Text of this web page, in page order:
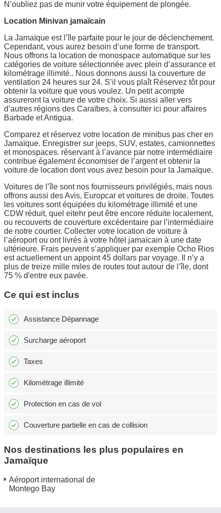
N’oubliez pas de munir votre équipement de plongée.
Location Minivan jamaïcain
La Jamaïque est l’île parfaite pour le jour de déclenchement.
Cependant, vous aurez besoin d’une forme de transport.
Nous offrons la location de monospace automatique sur les
catégories de voiture sélectionnée avec plein d’assurance et
kilométrage illimité.. Nous donnons aussi la couverture de
ventilation 24 heures sur 24. S’il vous plaît Réservez tôt pour
obtenir la voiture que vous voulez. Un petit acompte
assureront la voiture de votre choix. Si aussi aller vers
d’autres régions des Caraïbes, à consulter ici pour affaires
Barbade et Antigua.
Comparez et réservez votre location de minibus pas cher en
Jamaïque. Enregistrer sur jeeps, SUV, estates, camionnettes
et monospaces. réservant à l’avance par notre intermédiaire
contribue également économiser de l’argent et obtenir la
voiture de location dont vous avez besoin pour la Jamaïque.
Voitures de l’île sont nos fournisseurs privilégiés, mais nous
offrons aussi des Avis, Europcar et voitures de droite. Toutes
les voitures sont équipées du kilométrage illimité et une
CDW réduit, quel eitehr peut être encore réduite localement,
ou recouverts de couverture excédentaire par l’intermédiaire
de notre courtier. Collecter votre location de voiture à
l’aéroport ou ont livrés à votre hôtel jamaïcain à une date
ultérieure. Frais peuvent s’appliquer par exemple Ocho Rios
est actuellement un appoint 45 dollars par voyage. Il n’y a
plus de treize mille miles de routes tout autour de l’île, dont
75 % d'entre eux pavée.
Ce qui est inclus
Assistance Dépannage
Surcharge aéroport
Taxes
Kilométrage illimité
Protection en cas de vol
Couverture partielle en cas de collision
Nos destinations les plus populaires en
Jamaïque
Aéroport international de
Montego Bay